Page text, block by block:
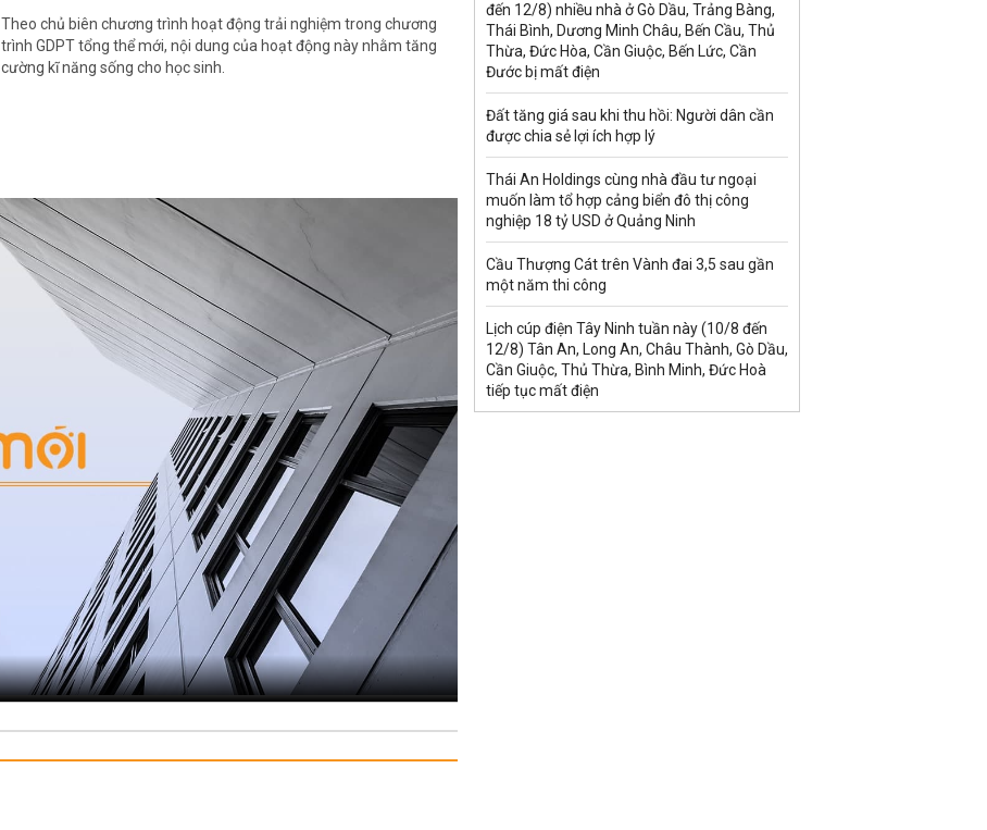
Theo chủ biên chương trình hoạt động trải nghiệm trong chương
trình GDPT tổng thể mới, nội dung của hoạt động này nhằm tăng
cường kĩ năng sống cho học sinh.
đến 12/8) nhiều nhà ở Gò Dầu, Trảng Bàng,
Thái Bình, Dương Minh Châu, Bến Cầu, Thủ
Thừa, Đức Hòa, Cần Giuộc, Bến Lức, Cần
Đước bị mất điện
Đất tăng giá sau khi thu hồi: Người dân cần
được chia sẻ lợi ích hợp lý
Thái An Holdings cùng nhà đầu tư ngoại
muốn làm tổ hợp cảng biển đô thị công
nghiệp 18 tỷ USD ở Quảng Ninh
Cầu Thượng Cát trên Vành đai 3,5 sau gần
một năm thi công
Lịch cúp điện Tây Ninh tuần này (10/8 đến
12/8) Tân An, Long An, Châu Thành, Gò Dầu,
Cần Giuộc, Thủ Thừa, Bình Minh, Đức Hoà
tiếp tục mất điện